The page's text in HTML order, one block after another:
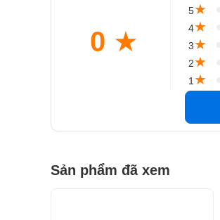
0 ★
5★
4★
3★
2★
1 ★
Sản phẩm đã xem